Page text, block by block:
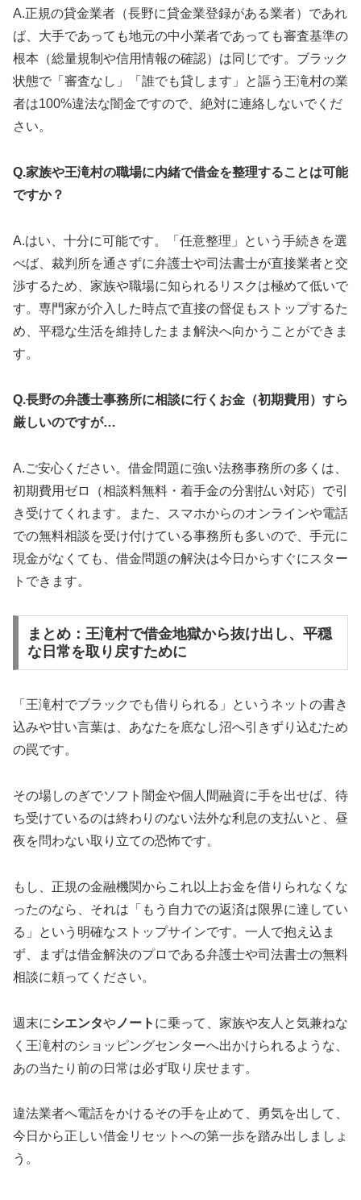
A.正規の貸金業者（長野に貸金業登録がある業者）であれ
ば、大手であっても地元の中小業者であっても審査基準の
根本（総量規制や信用情報の確認）は同じです。ブラック
状態で「審査なし」「誰でも貸します」と謳う王滝村の業
者は100%違法な闇金ですので、絶対に連絡しないでくだ
さい。
Q.家族や王滝村の職場に内緒で借金を整理することは可能
ですか？
A.はい、十分に可能です。「任意整理」という手続きを選
べば、裁判所を通さずに弁護士や司法書士が直接業者と交
渉するため、家族や職場に知られるリスクは極めて低いで
す。専門家が介入した時点で直接の督促もストップするた
め、平穏な生活を維持したまま解決へ向かうことができま
す。
Q.長野の弁護士事務所に相談に行くお金（初期費用）すら
厳しいのですが…
A.ご安心ください。借金問題に強い法務事務所の多くは、
初期費用ゼロ（相談料無料・着手金の分割払い対応）で引
き受けてくれます。また、スマホからのオンラインや電話
での無料相談を受け付けている事務所も多いので、手元に
現金がなくても、借金問題の解決は今日からすぐにスター
トできます。
まとめ：王滝村で借金地獄から抜け出し、平穏
な日常を取り戻すために
「王滝村でブラックでも借りられる」というネットの書き
込みや甘い言葉は、あなたを底なし沼へ引きずり込むため
の罠です。
その場しのぎでソフト闇金や個人間融資に手を出せば、待
ち受けているのは終わりのない法外な利息の支払いと、昼
夜を問わない取り立ての恐怖です。
もし、正規の金融機関からこれ以上お金を借りられなくな
ったのなら、それは「もう自力での返済は限界に達してい
る」という明確なストップサインです。一人で抱え込ま
ず、まずは借金解決のプロである弁護士や司法書士の無料
相談に頼ってください。
週末にシエンタや ノート に乗って、家族や友人と気兼ねな
く王滝村のショッピングセンターへ出かけられるような、
あの当たり前の日常は必ず取り戻せます。
違法業者へ電話をかけるその手を止めて、勇気を出して、
今日から正しい借金リセットへの第一歩を踏み出しましょ
う。